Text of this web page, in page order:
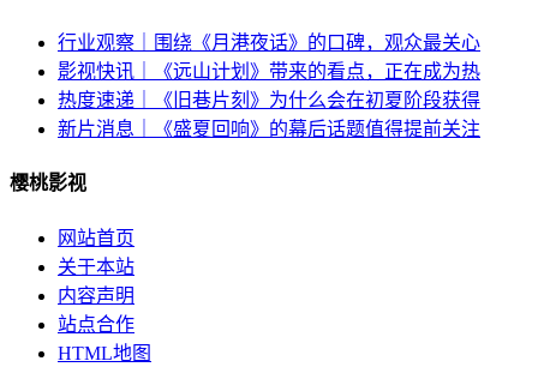
行业观察｜围绕《月港夜话》的口碑，观众最关心
影视快讯｜《远山计划》带来的看点，正在成为热
热度速递｜《旧巷片刻》为什么会在初夏阶段获得
新片消息｜《盛夏回响》的幕后话题值得提前关注
樱桃影视
网站首页
关于本站
内容声明
站点合作
HTML地图